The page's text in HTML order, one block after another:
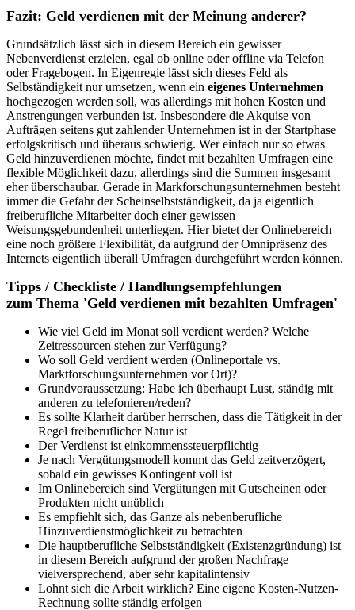
Fazit: Geld verdienen mit der Meinung anderer?
Grundsätzlich lässt sich in diesem Bereich ein gewisser
Nebenverdienst erzielen, egal ob online oder offline via Telefon
oder Fragebogen. In Eigenregie lässt sich dieses Feld als
Selbständigkeit nur umsetzen, wenn ein eigenes Unternehmen
hochgezogen werden soll, was allerdings mit hohen Kosten und
Anstrengungen verbunden ist. Insbesondere die Akquise von
Aufträgen seitens gut zahlender Unternehmen ist in der Startphase
erfolgskritisch und überaus schwierig. Wer einfach nur so etwas
Geld hinzuverdienen möchte, findet mit bezahlten Umfragen eine
flexible Möglichkeit dazu, allerdings sind die Summen insgesamt
eher überschaubar. Gerade in Markforschungsunternehmen besteht
immer die Gefahr der Scheinselbstständigkeit, da ja eigentlich
freiberufliche Mitarbeiter doch einer gewissen
Weisungsgebundenheit unterliegen. Hier bietet der Onlinebereich
eine noch größere Flexibilität, da aufgrund der Omnipräsenz des
Internets eigentlich überall Umfragen durchgeführt werden können.
Tipps / Checkliste / Handlungsempfehlungen
zum Thema 'Geld verdienen mit bezahlten Umfragen'
Wie viel Geld im Monat soll verdient werden? Welche
Zeitressourcen stehen zur Verfügung?
Wo soll Geld verdient werden (Onlineportale vs.
Marktforschungsunternehmen vor Ort)?
Grundvoraussetzung: Habe ich überhaupt Lust, ständig mit
anderen zu telefonieren/reden?
Es sollte Klarheit darüber herrschen, dass die Tätigkeit in der
Regel freiberuflicher Natur ist
Der Verdienst ist einkommenssteuerpflichtig
Je nach Vergütungsmodell kommt das Geld zeitverzögert,
sobald ein gewisses Kontingent voll ist
Im Onlinebereich sind Vergütungen mit Gutscheinen oder
Produkten nicht unüblich
Es empfiehlt sich, das Ganze als nebenberufliche
Hinzuverdienstmöglichkeit zu betrachten
Die hauptberufliche Selbstständigkeit (Existenzgründung) ist
in diesem Bereich aufgrund der großen Nachfrage
vielversprechend, aber sehr kapitalintensiv
Lohnt sich die Arbeit wirklich? Eine eigene Kosten-Nutzen-
Rechnung sollte ständig erfolgen